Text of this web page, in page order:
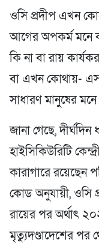
ওসি প্রদীপ এখন
আগের অপকর্ম মনে
কি না বা রায়
বা এখন কোথায়-
সাধারণ মানুষের
জানা গেছে,
হাইসিকিউরিটি
কারাগারে রয়েছেন
কোড অনুযায়ী, ওসি
রায়ের পর অর্থাৎ
মৃত্যুদণ্ডাদেশের পর